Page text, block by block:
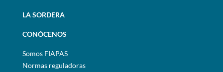
LA SORDERA
CONÓCENOS
Somos FIAPAS
Normas reguladoras